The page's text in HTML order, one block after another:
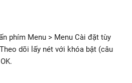
phím Menu > Menu Cài đặt tùy
dõi lấy nét với khóa bật (câu